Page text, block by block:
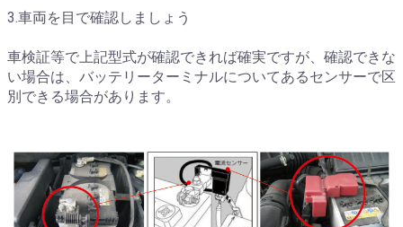
3.車両を目で確認しましょう
車検証等で上記型式が確認できれば確実ですが、確認できな
い場合は、バッテリーターミナルについてあるセンサーで区
別できる場合があります。